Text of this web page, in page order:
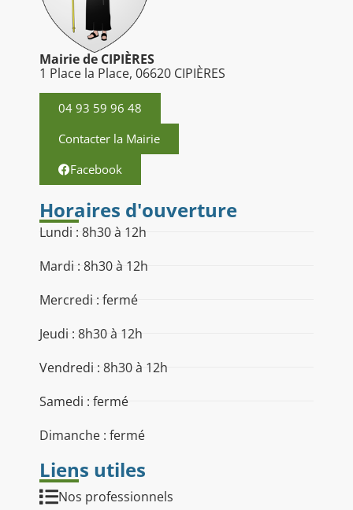
Mairie de CIPIÈRES
1 Place la Place, 06620 CIPIÈRES
04 93 59 96 48
Contacter la Mairie
Facebook
Horaires d'ouverture
Lundi : 8h30 à 12h
Mardi : 8h30 à 12h
Mercredi : fermé
Jeudi : 8h30 à 12h
Vendredi : 8h30 à 12h
Samedi : fermé
Dimanche : fermé
Liens utiles
Nos professionnels